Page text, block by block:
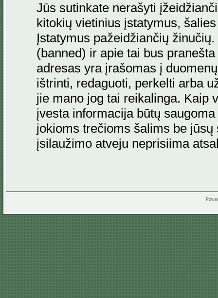
Jūs sutinkate nerašyti
kitokių vietinius įstatymus,
Įstatymus pažeidžiančių
(banned) ir apie tai bus
adresas yra įrašomas į
ištrinti, redaguoti, perkelti arba
jie mano jog tai reikalinga. Kaip
įvesta informacija būtų
jokioms trečioms šalims be jūsų
įsilaužimo atveju neprisiima